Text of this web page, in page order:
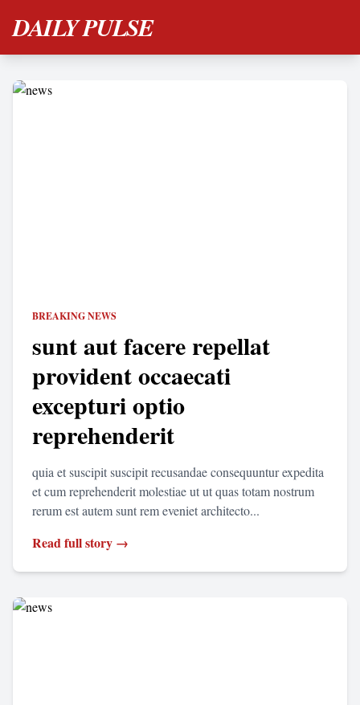
DAILY PULSE
BREAKING NEWS
sunt aut facere repellat
provident occaecati
excepturi optio
reprehenderit
quia et suscipit suscipit recusandae consequuntur expedita
et cum reprehenderit molestiae ut ut quas totam nostrum
rerum est autem sunt rem eveniet architecto...
Read full story →